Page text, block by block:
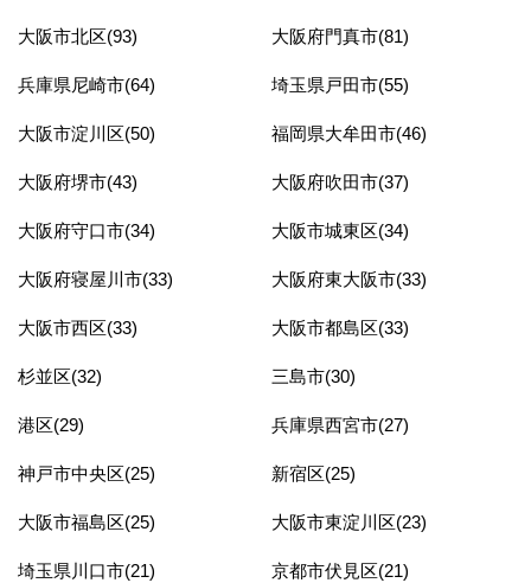
大阪市北区(93) 大阪府門真市(81)
兵庫県尼崎市(64) 埼玉県戸田市(55)
大阪市淀川区(50) 福岡県大牟田市(46)
大阪府堺市(43) 大阪府吹田市(37)
大阪府守口市(34) 大阪市城東区(34)
大阪府寝屋川市(33) 大阪府東大阪市(33)
大阪市西区(33) 大阪市都島区(33)
杉並区(32) 三島市(30)
港区(29) 兵庫県西宮市(27)
神戸市中央区(25) 新宿区(25)
大阪市福島区(25) 大阪市東淀川区(23)
埼玉県川口市(21) 京都市伏見区(21)